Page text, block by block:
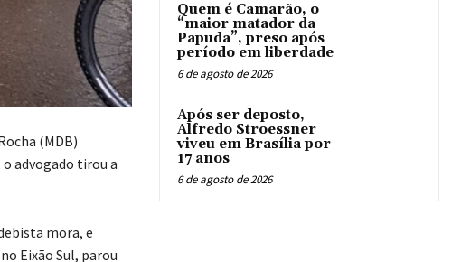
(MDB)
advogado tirou a
mora, e
Eixão Sul, parou
Quem é Camarão, o
“maior matador da
Papuda”, preso após
período em liberdade
6 de agosto de 2026
Após ser deposto,
Alfredo Stroessner
viveu em Brasília por
17 anos
6 de agosto de 2026